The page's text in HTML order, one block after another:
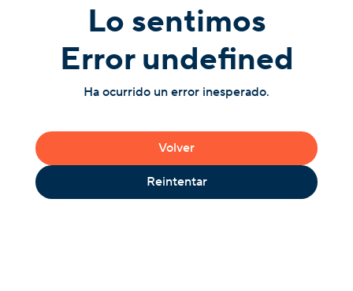
Lo sentimos
Error undefined
Ha ocurrido un error inesperado.
Volver
Reintentar